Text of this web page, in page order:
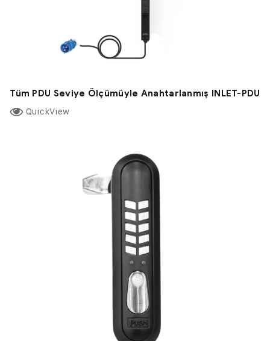
Tüm PDU Seviye Ölçümüyle Anahtarlanmış INLET-PDU
QuickView